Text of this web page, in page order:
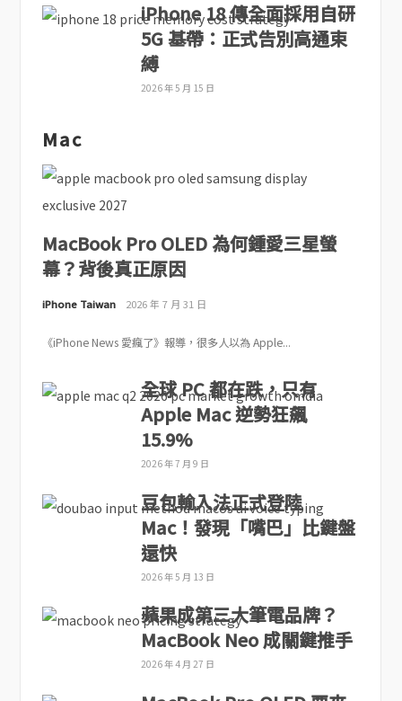
iPhone 18 傳全面採用自研
5G 基帶：正式告別高通束
縛
2026 年 5 月 15 日
Mac
MacBook Pro OLED 為何鍾愛三星螢
幕？背後真正原因
iPhone Taiwan 2026 年 7 月 31 日
《iPhone News 愛瘋了》報導，很多人以為 Apple...
全球 PC 都在跌，只有
Apple Mac 逆勢狂飆
15.9%
2026 年 7 月 9 日
豆包輸入法正式登陸
Mac！發現「嘴巴」比鍵盤
還快
2026 年 5 月 13 日
蘋果成第三大筆電品牌？
MacBook Neo 成關鍵推手
2026 年 4 月 27 日